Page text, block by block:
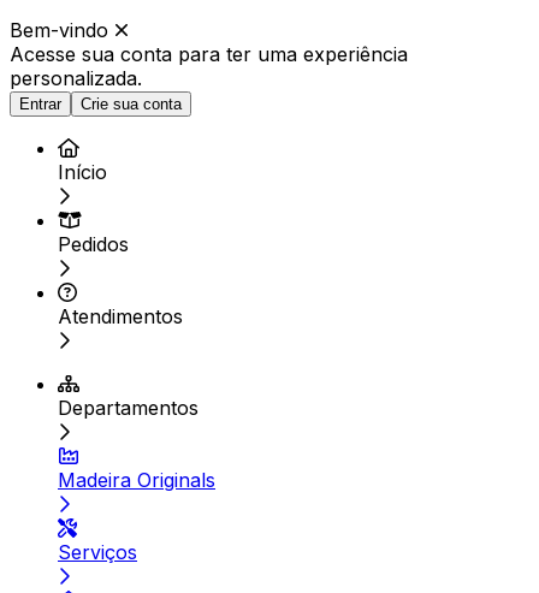
Bem-vindo
Acesse sua conta para ter uma experiência
personalizada.
Entrar Crie sua conta
Início
Pedidos
Atendimentos
Departamentos
Madeira Originals
Serviços